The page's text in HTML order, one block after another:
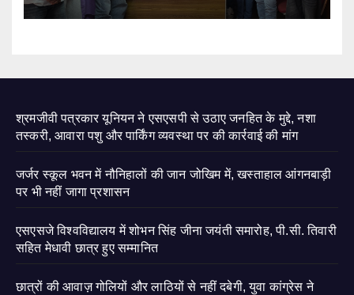
श्रमजीवी पत्रकार यूनियन ने एसएसपी से उठाए जनहित के मुद्दे, नशा
तस्करी, आवारा पशु और पार्किंग व्यवस्था पर की कार्रवाई की मांग
जर्जर स्कूल भवन में नौनिहालों की जान जोखिम में, खस्ताहाल आंगनबाड़ी
पर भी नहीं जागा प्रशासन
एसएसजे विश्वविद्यालय में शोभन सिंह जीना जयंती समारोह, पी.सी. तिवारी
सहित मेधावी छात्र हुए सम्मानित
छात्रों की आवाज़ गोलियों और लाठियों से नहीं दबेगी, युवा कांग्रेस ने